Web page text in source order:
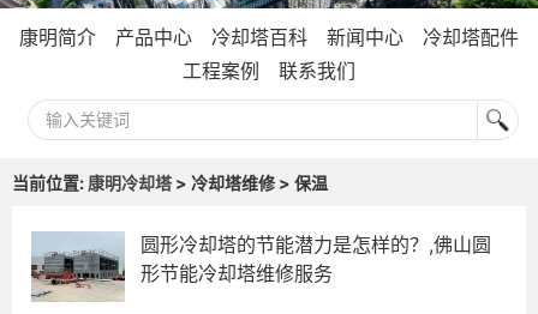
康明简介 产品中心 冷却塔百科 新闻中心
冷却塔配件
工程案例
联系我们
当前位置: 康明冷却塔> 冷却塔维修 > 保温
圆形冷却塔的节能潜力是怎样的？,佛山圆
形节能冷却塔维修服务